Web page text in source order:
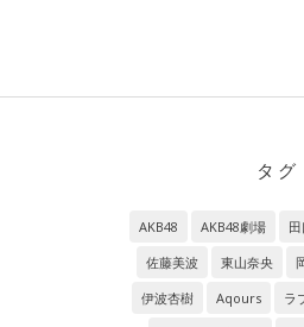
タグ
AKB48 AKB48劇場
佐藤美波
東山奈央
伊波杏樹
Aqours
ラ